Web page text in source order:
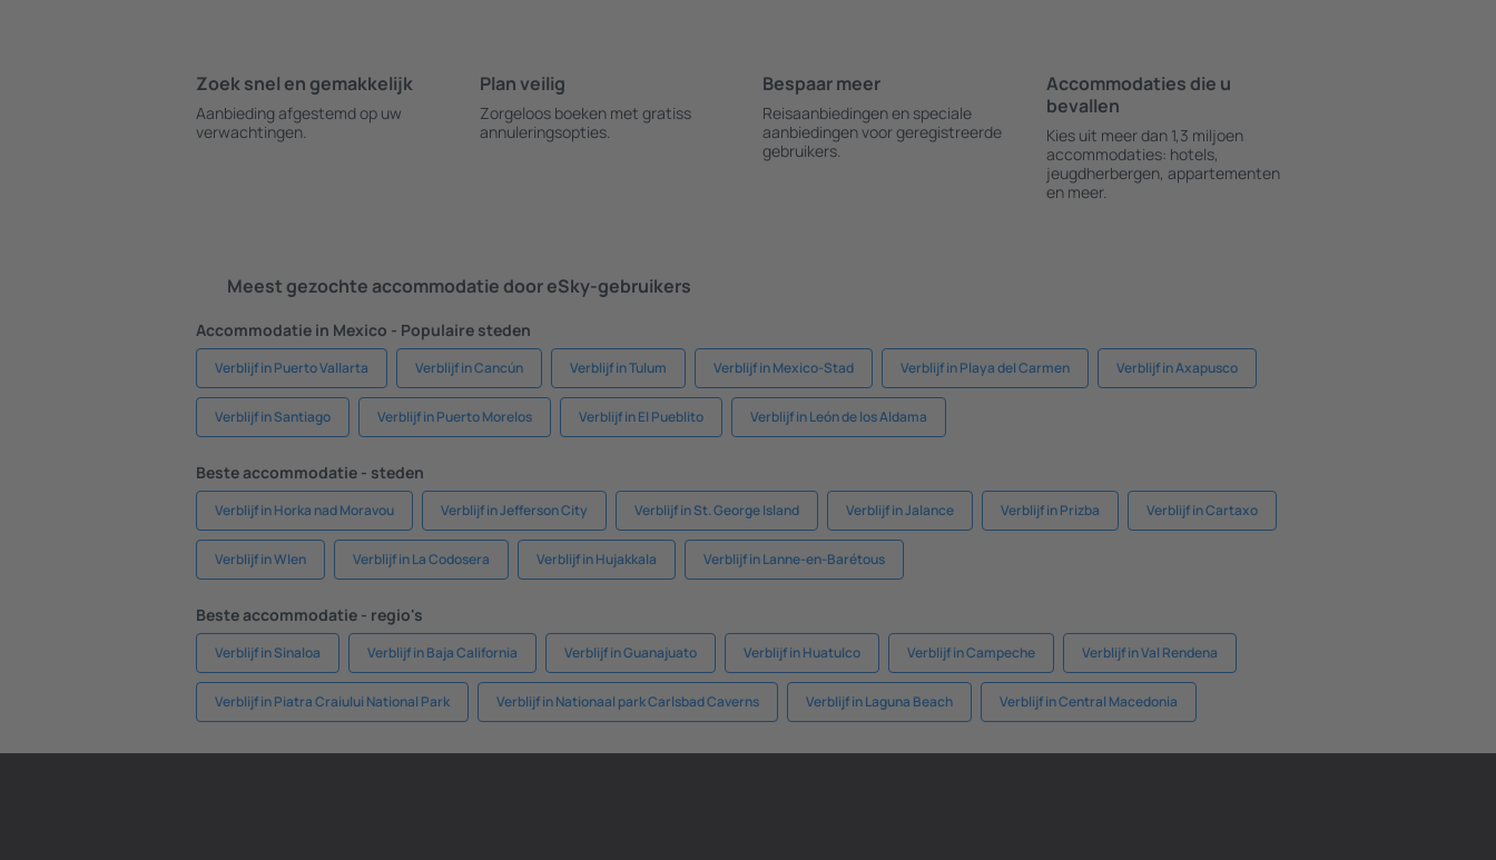
Zoek snel en gemakkelijk
Aanbieding afgestemd op uw
verwachtingen.
Plan veilig
Zorgeloos boeken met gratiss
annuleringsopties.
Bespaar meer
Reisaanbiedingen en speciale
aanbiedingen voor geregistreerde
gebruikers.
Accommodaties die u
bevallen
Kies uit meer dan 1,3 miljoen
accommodaties: hotels,
jeugdherbergen, appartementen
en meer.
Meest gezochte accommodatie door eSky-gebruikers
Accommodatie in Mexico - Populaire steden
Verblijf in Puerto Vallarta Verblijf in Cancún Verblijf in Tulum Verblijf in Mexico-Stad Verblijf in Playa del Carmen Verblijf in Axapusco
Verblijf in Santiago Verblijf in Puerto Morelos Verblijf in El Pueblito Verblijf in León de los Aldama
Beste accommodatie - steden
Verblijf in Horka nad Moravou Verblijf in Jefferson City Verblijf in St. George Island Verblijf in Jalance Verblijf in Prizba Verblijf in Cartaxo
Verblijf in Wlen Verblijf in La Codosera Verblijf in Hujakkala Verblijf in Lanne-en-Barétous
Beste accommodatie - regio's
Verblijf in Sinaloa Verblijf in Baja California Verblijf in Guanajuato Verblijf in Huatulco Verblijf in Campeche Verblijf in Val Rendena
Verblijf in Piatra Craiului National Park Verblijf in Nationaal park Carlsbad Caverns Verblijf in Laguna Beach Verblijf in Central Macedonia